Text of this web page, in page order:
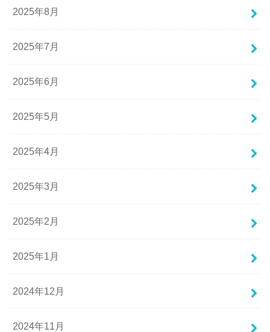
2025年8月
2025年7月
2025年6月
2025年5月
2025年4月
2025年3月
2025年2月
2025年1月
2024年12月
2024年11月